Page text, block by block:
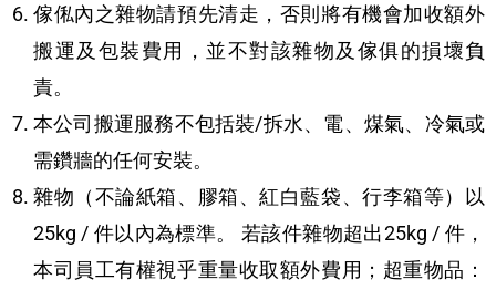
傢俬內之雜物請預先清走，否則將有機會加收額外
搬運及包裝費用，並不對該雜物及傢俱的損壞負
責。
本公司搬運服務不包括裝/拆水、電、煤氣、冷氣或
需鑽牆的任何安裝。
雜物（不論紙箱、膠箱、紅白藍袋、行李箱等）以
25kg / 件以內為標準。 若該件雜物超出25kg / 件，
本司員工有權視乎重量收取額外費用；超重物品：